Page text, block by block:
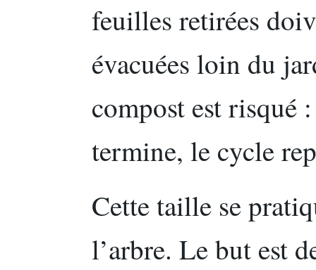
feuilles retirées
évacuées loin du
compost est risqué
termine, le cycle
Cette taille se
l’arbre. Le but est